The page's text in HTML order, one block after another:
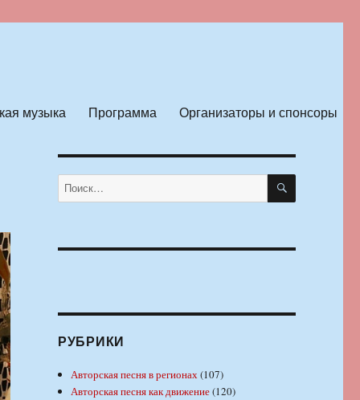
музыка Программа Организаторы и спонсоры
Искать: ПОИСК
РУБРИКИ
Авторская песня в регионах(107)
Авторская песня как движение(120)